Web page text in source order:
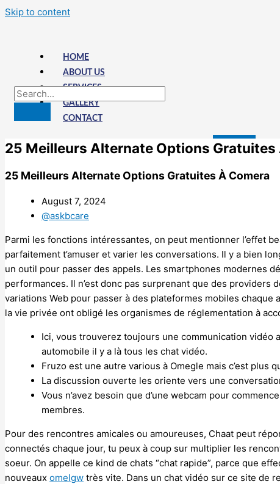
Skip to content
HOME
ABOUT US
SERVICES
GALLERY
CONTACT
X
25 Meilleurs Alternate Options Gratuites
25 Meilleurs Alternate Options Gratuites À Comera
August 7, 2024
@askbcare
Parmi les fonctions intéressantes, on peut mentionner l’effet
parfaitement t’amuser et varier les conversations. Il y a bien
un outil pour passer des appels. Les smartphones modernes
performances. Il n’est donc pas surprenant que des providers
variations Web pour passer à des plateformes mobiles
la vie privée ont obligé les organismes de réglementation à
Ici, vous trouverez toujours une communication vidéo
automobile il y a là tous les chat vidéo.
Fruzo est une autre various à Omegle mais c’est plus
La discussion ouverte les oriente vers une
Vous n’avez besoin que d’une webcam pour
membres.
Pour des rencontres amicales ou amoureuses, Chaat peut
connectés chaque jour, tu peux à coup sur multiplier les
soeur. On appelle ce kind de chats “chat rapide”, parce que
nouveaux omelgw très vite. Dans un chat vidéo sur ce site de